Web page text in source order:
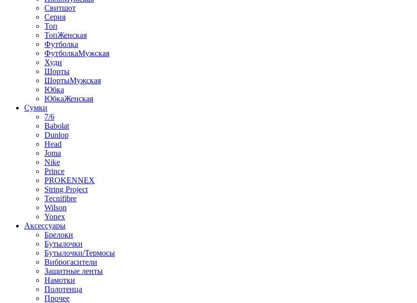
Свитшот
Серия
Топ
ТопЖенская
Футболка
ФутболкаМужская
Худи
Шорты
ШортыМужская
Юбка
ЮбкаЖенская
Сумки
7/6
Babolat
Dunlop
Head
Joma
Nike
Prince
PROKENNEX
String Project
Tecnifibre
Wilson
Yonex
Аксессуары
Брелоки
Бутылочки
Бутылочки/Термосы
Виброгасители
Защитные ленты
Намотки
Полотенца
Прочее